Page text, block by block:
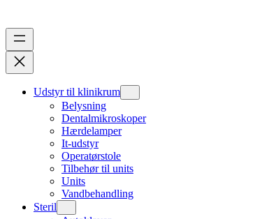
Udstyr til klinikrum
Belysning
Dentalmikroskoper
Hærdelamper
It-udstyr
Operatørstole
Tilbehør til units
Units
Vandbehandling
Steril